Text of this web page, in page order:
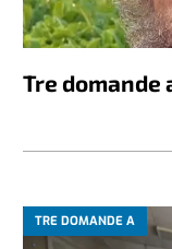
Tre domande
TRE DOMANDE A